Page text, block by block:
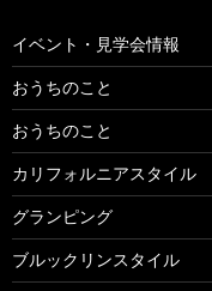
イベント・見学会情報
おうちのこと
おうちのこと
カリフォルニアスタイル
グランピング
ブルックリンスタイル